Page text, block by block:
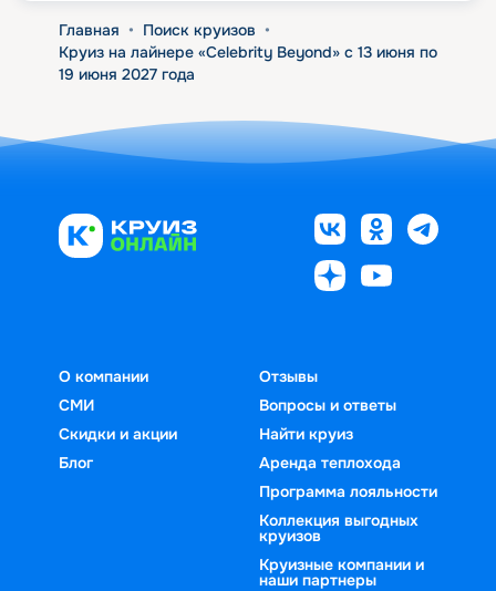
Главная • Поиск круизов •
Круиз на лайнере «Celebrity Beyond» с 13 июня по
19 июня 2027 года
О компании
СМИ
Скидки и акции
Блог
Отзывы
Вопросы и ответы
Найти круиз
Аренда теплохода
Программа лояльности
Коллекция выгодных
круизов
Круизные компании и
наши партнеры